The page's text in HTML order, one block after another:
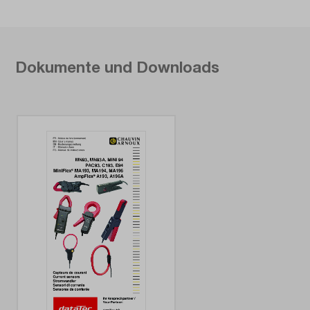
Dokumente und Downloads